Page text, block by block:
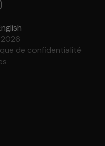
de confidentialité·